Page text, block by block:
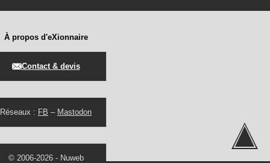
À propos d'eXionnaire
Contact & devis
Réseaux : FB – Mastodon
© 2006-2026 - Nuweb